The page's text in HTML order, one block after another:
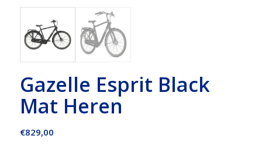
Gazelle Esprit Black
Mat Heren
€829,00